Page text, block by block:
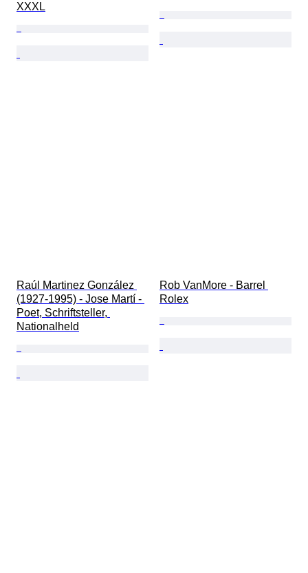
XXXL
Raúl Martinez González
(1927-1995) - Jose Martí -
Poet, Schriftsteller,
Nationalheld
Rob VanMore - Barrel
Rolex